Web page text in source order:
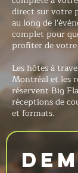
direct sur votre
au long de
complet pour
profiter de
Les hôtes à
Montréal et les
réservent Big
réceptions de
et formats.